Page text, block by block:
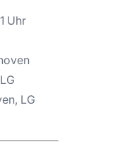
Uhr
LG